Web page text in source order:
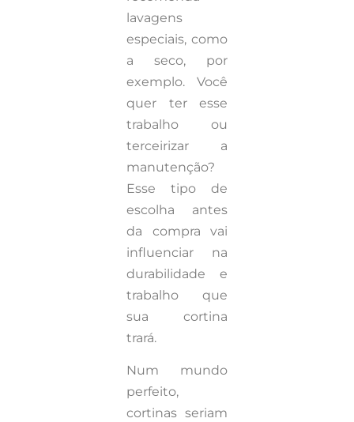
lavagens
especiais, como
a seco, por
exemplo. Você
quer ter esse
trabalho ou
terceirizar a
manutenção?
Esse tipo de
escolha antes
da compra vai
influenciar na
durabilidade e
trabalho que
sua cortina
trará.
Num mundo
perfeito,
cortinas seriam